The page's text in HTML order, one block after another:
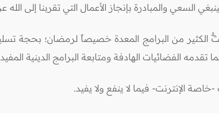
تبثُّ الكثير من البرامج المعدة خصيصاً لرمضان؛ بحجة
الفضائيات الهادفة ومتابعة البرامج الدينية